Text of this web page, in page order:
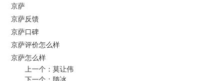
京萨
京萨反馈
京萨口碑
京萨评价怎么样
京萨怎么样
上一个：莫让伟